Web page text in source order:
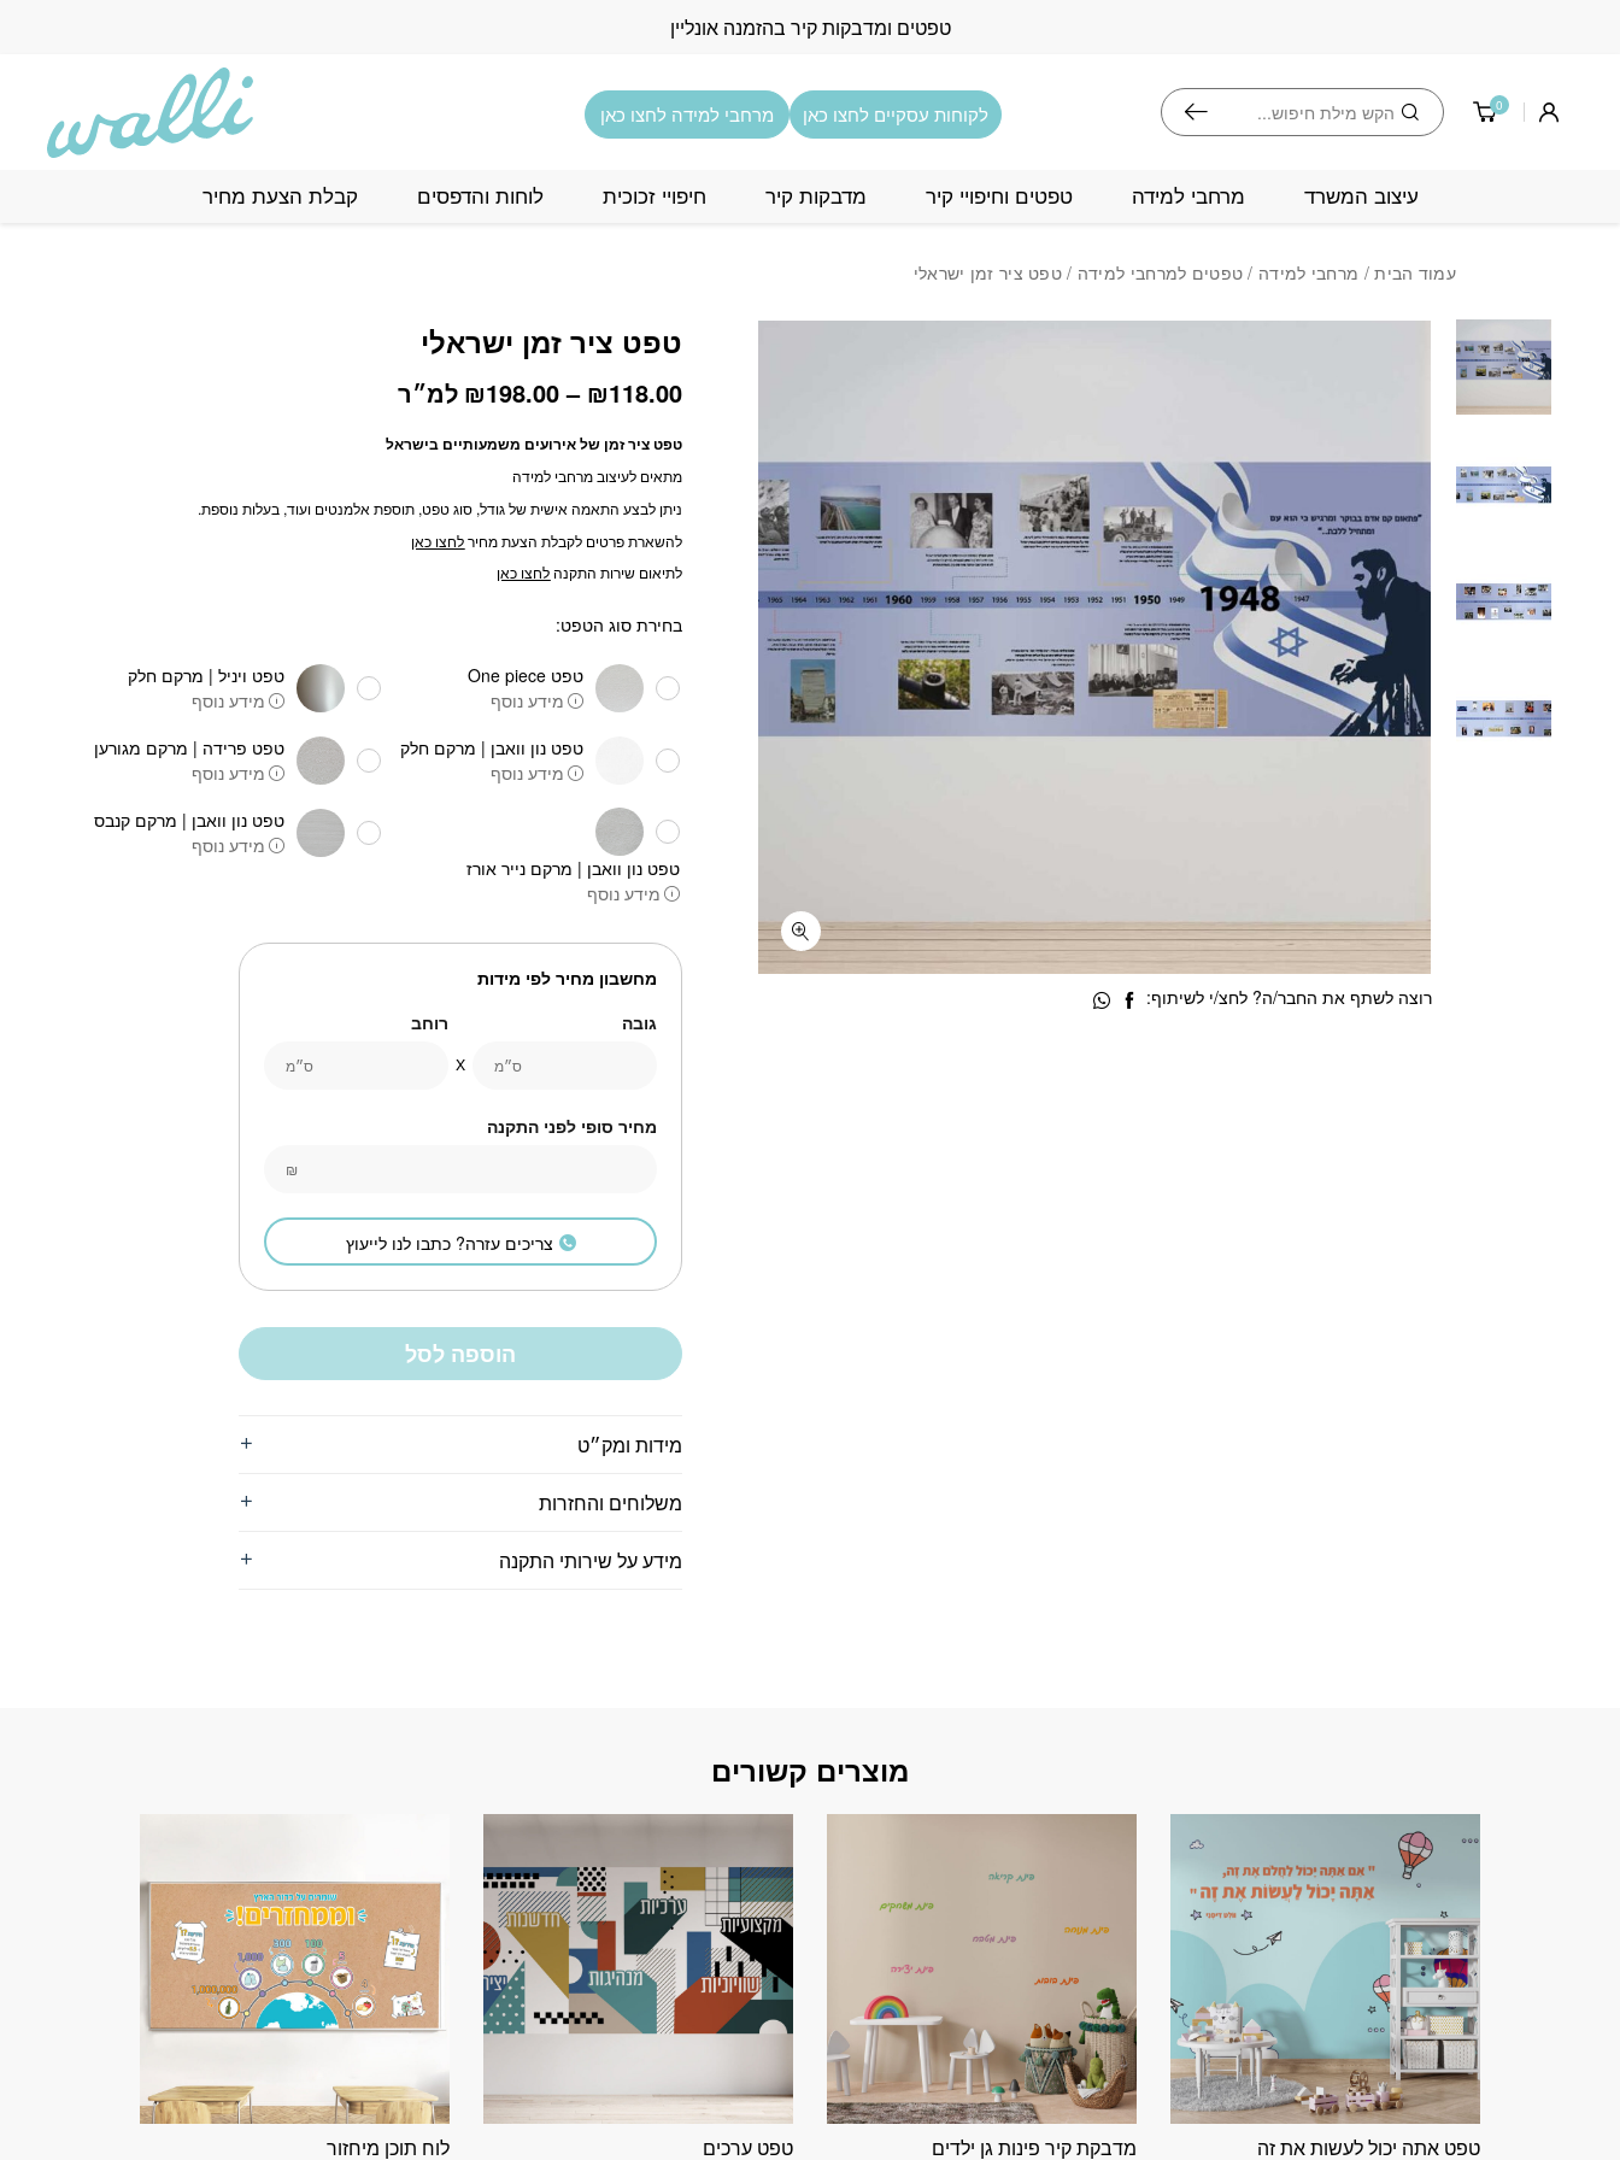
טפטים ומדבקות קיר בהזמנה אונליין
0 חיפוש לקוחות עסקיים לחצו כאן מרחבי למידה לחצו כאן
עיצוב המשרד מרחבי למידה טפטים וחיפויי קיר מדבקות קיר חיפויי זכוכית לוחות והדפסים קבלת הצעת מחיר
עמוד הבית/ מרחבי למידה / טפטים למרחבי למידה / טפט ציר זמן ישראלי
טפט ציר זמן ישראלי
₪118.00
–
₪198.00
טווח
⁦₪198.00⁩
למ״ר
טפט ציר זמן של אירועים משמעותיים בישראל
מתאים לעיצוב מרחבי למידה
ניתן לבצע התאמה אישית של גודל, סוג טפט, תוספת אלמנטים ועוד, בעלות נוספת.
להשארת פרטים לקבלת הצעת מחירלחצו כאן
לתיאום שירות התקנהלחצו כאן
בחירת סוג הטפט:
טפט One piece
מידע נוסף
טפט ויניל | מרקם חלק
מידע נוסף
טפט נון וואבן | מרקם חלק
מידע נוסף
טפט פרידה | מרקם מגורען
מידע נוסף
טפט נון וואבן | מרקם נייר אורז
מידע נוסף
טפט נון וואבן | מרקם קנבס
מידע נוסף
מחשבון מחיר לפי מידות
גובה
ס״מ
רוחב
ס״מ
מחיר סופי לפני התקנה
₪
צריכים עזרה? כתבו לנו לייעוץ
הוספה לסל
מידות ומק״ט
משלוחים והחזרות
מידע על שירותי התקנה
רוצה לשתף את החבר/ה? לחצ/י לשיתוף:
מוצרים קשורים
טפט אתה יכול לעשות את זה מדבקת קיר פינות גן ילדים טפט ערכים לוח תוכן מיחזור